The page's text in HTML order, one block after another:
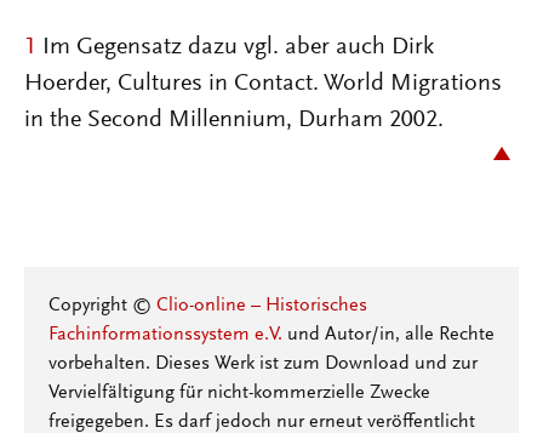
1 Im Gegensatz dazu vgl. aber auch Dirk
Hoerder, Cultures in Contact. World Migrations
in the Second Millennium, Durham 2002.
Copyright © Clio-online – Historisches
Fachinformationssystem e.V. und Autor/in, alle Rechte
vorbehalten. Dieses Werk ist zum Download und zur
Vervielfältigung für nicht-kommerzielle Zwecke
freigegeben. Es darf jedoch nur erneut veröffentlicht